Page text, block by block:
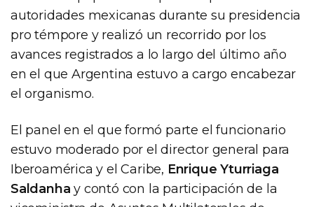
autoridades mexicanas durante su presidencia
pro témpore y realizó un recorrido por los
avances registrados a lo largo del último año
en el que Argentina estuvo a cargo encabezar
el organismo.
El panel en el que formó parte el funcionario
estuvo moderado por el director general para
Iberoamérica y el Caribe, Enrique Yturriaga
Saldanha y contó con la participación de la